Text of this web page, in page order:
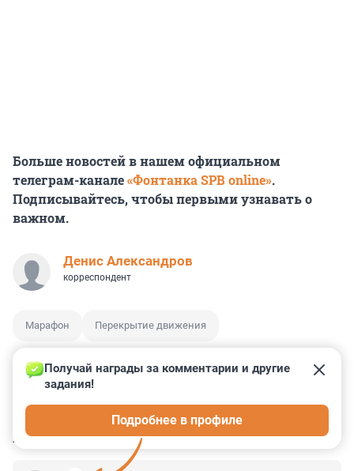
Больше новостей в нашем официальном
телеграм-канале«Фонтанка SPB online».
Подписывайтесь, чтобы первыми узнавать о
важном.
Денис Александров
корреспондент
Марафон Перекрытие движения
КОММЕНТАРИИ 11
Получай награды за комментарии и другие
задания!
Подробнее в профиле